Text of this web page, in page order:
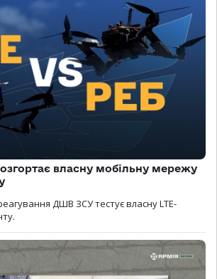
власну мобільну мережу
ДШВ ЗСУ тестує власну LTE-